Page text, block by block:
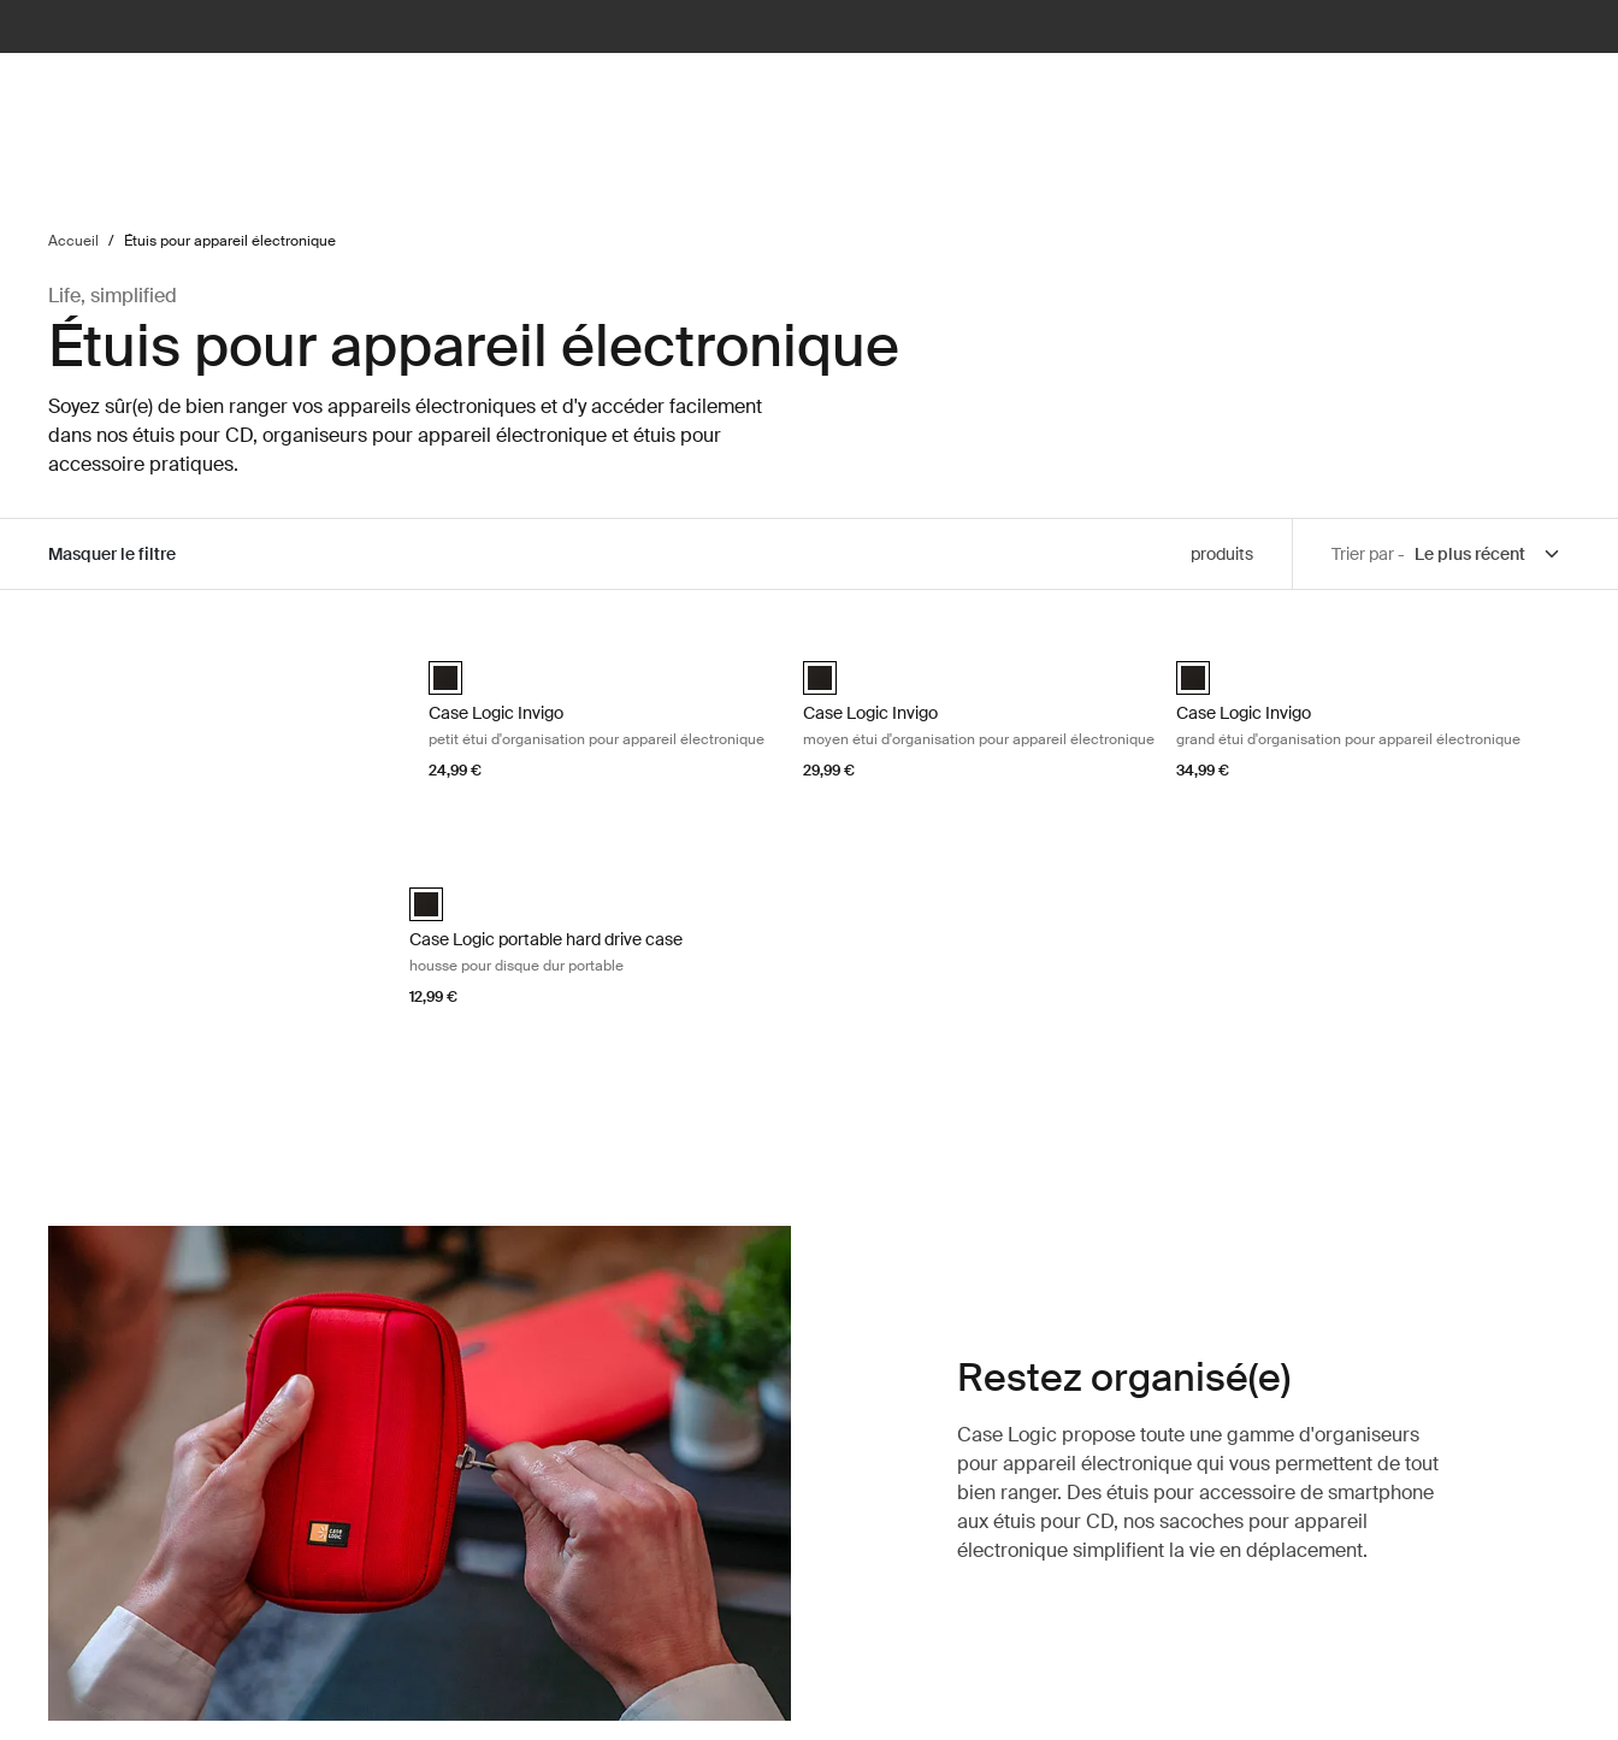
Accueil / Étuis pour appareil électronique
Life, simplified
Étuis pour appareil électronique
Soyez sûr(e) de bien ranger vos appareils électroniques et d'y accéder facilement
dans nos étuis pour CD, organiseurs pour appareil électronique et étuis pour
accessoire pratiques.
Masquer le filtre produits Trier par -
Case Logic Invigo electronic case small Noir (selected)
Case Logic Invigo
petit étui d'organisation pour appareil électronique
24,99 €
Case Logic Invigo electronic case medium Noir (selected)
Case Logic Invigo
moyen étui d'organisation pour appareil électronique
29,99 €
Case Logic Invigo electronic case large Noir (selected)
Case Logic Invigo
grand étui d'organisation pour appareil électronique
34,99 €
Case Logic Portable Hard Drive Case Noir (selected)
Case Logic portable hard drive case
housse pour disque dur portable
12,99 €
Restez organisé(e)
Case Logic propose toute une gamme d'organiseurs
pour appareil électronique qui vous permettent de tout
bien ranger. Des étuis pour accessoire de smartphone
aux étuis pour CD, nos sacoches pour appareil
électronique simplifient la vie en déplacement.